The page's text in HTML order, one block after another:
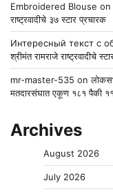
Embroidered Blouse on
राष्ट्रवादीचे ३७ स्टार प्रचारक
श्रीमंत रामराजे राष्ट्रवादीचे
mr-master-535 on
मतदारसंघात एकूण १८१ पैकी
Archives
August 2026
July 2026